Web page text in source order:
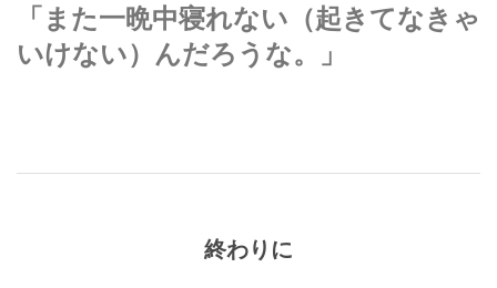
「また一晩中寝れない（起きてなきゃ
いけない）んだろうな。」
終わりに